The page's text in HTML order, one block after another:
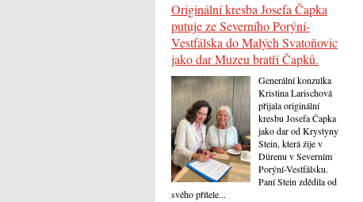
Originální kresba Josefa Čapka
putuje ze Severního Porýní-
Vestfálska do Malých Svatoňovic
jako dar Muzeu bratří Čapků.
Generální konzulka
Kristina Larischová
přijala originální
kresbu Josefa Čapka
jako dar od Krystyny
Stein, která žije v
Dürenu v Severním
Porýní-Vestfálsku.
Paní Stein zdědila od
svého přítele...